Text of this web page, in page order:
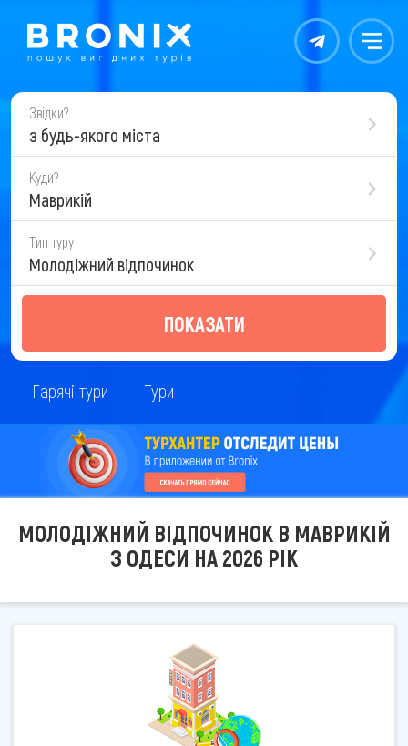
Контакты Меню
Звідки?
з будь-якого міста
Куди?
Маврикій
Тип туру
Молодіжний відпочинок
ПОКАЗАТИ
Гарячі тури Тури
МОЛОДІЖНИЙ ВІДПОЧИНОК В МАВРИКІЙ
З ОДЕСИ НА 2026 РІК